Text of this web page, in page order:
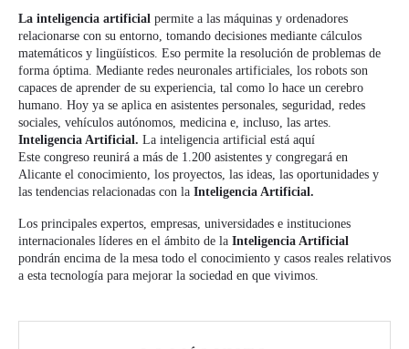
La inteligencia artificial permite a las máquinas y ordenadores
relacionarse con su entorno, tomando decisiones mediante cálculos
matemáticos y lingüísticos. Eso permite la resolución de problemas de
forma óptima. Mediante redes neuronales artificiales, los robots son
capaces de aprender de su experiencia, tal como lo hace un cerebro
humano. Hoy ya se aplica en asistentes personales, seguridad, redes
sociales, vehículos autónomos, medicina e, incluso, las artes.
Inteligencia Artificial. La inteligencia artificial está aquí
Este congreso reunirá a más de 1.200 asistentes y congregará en
Alicante el conocimiento, los proyectos, las ideas, las oportunidades y
las tendencias relacionadas con la Inteligencia Artificial.
Los principales expertos, empresas, universidades e instituciones
internacionales líderes en el ámbito de la Inteligencia Artificial
pondrán encima de la mesa todo el conocimiento y casos reales relativos
a esta tecnología para mejorar la sociedad en que vivimos.